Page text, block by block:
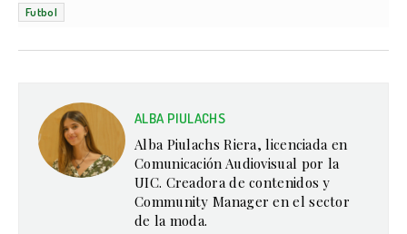
Futbol
ALBA PIULACHS
Alba Piulachs Riera, licenciada en
Comunicación Audiovisual por la
UIC. Creadora de contenidos y
Community Manager en el sector
de la moda.